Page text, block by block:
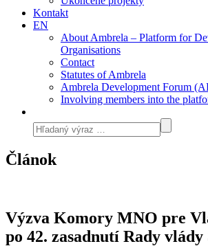
Kontakt
EN
About Ambrela – Platform for
Organisations
Contact
Statutes of Ambrela
Ambrela Development Forum
Involving members into the
Článok
Výzva Komory MNO pre
po 42. zasadnutí Rady